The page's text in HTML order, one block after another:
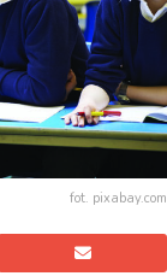
fot. pixabay.com